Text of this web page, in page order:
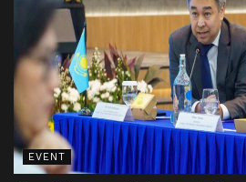
EVENT